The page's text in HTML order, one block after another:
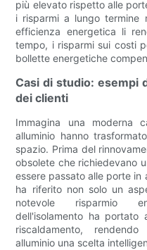
più elevato rispetto alle
i risparmi a lungo termine
efficienza energetica li
tempo, i risparmi sui costi
bollette energetiche
Casi di studio: esempi
dei clienti
Immagina una
alluminio hanno
spazio. Prima del
obsolete che richiedevano
essere passato alle porte in
ha riferito non solo un
notevole risparmio
dell'isolamento ha
riscaldamento,
alluminio una scelta